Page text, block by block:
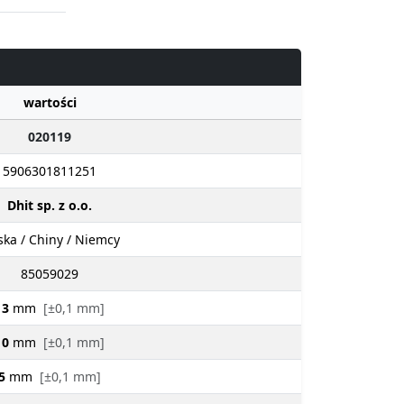
wartości
020119
5906301811251
Dhit sp. z o.o.
/ Chiny / Niemcy
85059029
mm [±0,1 mm]
mm [±0,1 mm]
mm [±0,1 mm]